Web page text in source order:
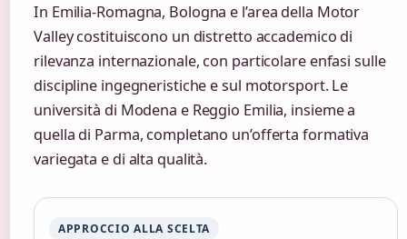
In Emilia-Romagna, Bologna e l’area della Motor
Valley costituiscono un distretto accademico di
rilevanza internazionale, con particolare enfasi sulle
discipline ingegneristiche e sul motorsport. Le
università di Modena e Reggio Emilia, insieme a
quella di Parma, completano un’offerta formativa
variegata e di alta qualità.
APPROCCIO ALLA SCELTA